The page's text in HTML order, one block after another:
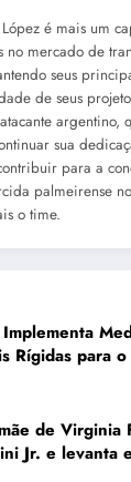
é mais um
mercado de
seus
de seus
argentino,
sua
para a
palmeirense
o time.
Rígidas para
de Virginia
Jr. e levanta